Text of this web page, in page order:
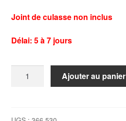
Joint de culasse non inclus
Délai: 5 à 7 jours
Ajouter au panier